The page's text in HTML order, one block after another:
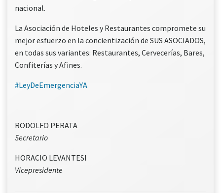
nacional.
La Asociación de Hoteles y Restaurantes compromete su
mejor esfuerzo en la concientización de SUS ASOCIADOS,
en todas sus variantes: Restaurantes, Cervecerías, Bares,
Confiterías y Afines.
#LeyDeEmergenciaYA
RODOLFO PERATA
Secretario
HORACIO LEVANTESI
Vicepresidente